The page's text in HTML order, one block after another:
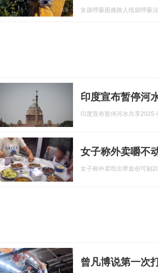
女孩呼吸困难路人纸袋呼吸
印度宣布暂停河
印度宣布暂停河水共享
女子称外卖嚼不
女子称外卖吃出带血创可贴
曾凡博说第一次